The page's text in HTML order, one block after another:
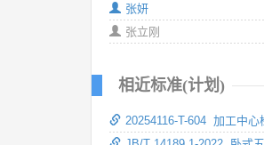
张妍
张立刚
相近标准(计划)
20254116-T-604 加工中心